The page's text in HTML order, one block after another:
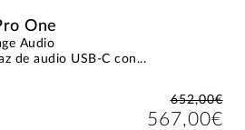
One
Audio
de audio USB-C con...
652,00€
567,00€